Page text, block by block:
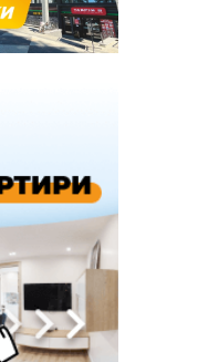
права
до
БПЛА
під час
немовля
Юков
на
заяв до